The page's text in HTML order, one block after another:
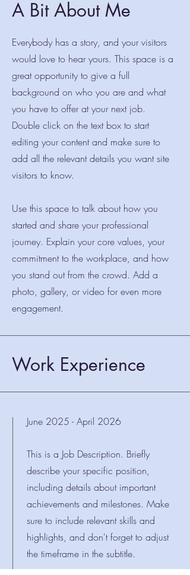
A Bit About Me
Everybody has a story, and your visitors
would love to hear yours. This space is a
great opportunity to give a full
background on who you are and what
you have to offer at your next job.
Double click on the text box to start
editing your content and make sure to
add all the relevant details you want site
visitors to know.
Use this space to talk about how you
started and share your professional
journey. Explain your core values, your
commitment to the workplace, and how
you stand out from the crowd. Add a
photo, gallery, or video for even more
engagement.
Work Experience
June 2025 - April 2026
This is a Job Description. Briefly
describe your specific position,
including details about important
achievements and milestones. Make
sure to include relevant skills and
highlights, and don't forget to adjust
the timeframe in the subtitle.